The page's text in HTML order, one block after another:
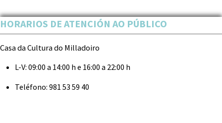
HORARIOS DE ATENCIÓN AO PÚBLICO
Casa da Cultura do Milladoiro
L-V: 09:00 a 14:00 h e 16:00 a 22:00 h
Teléfono: 981 53 59 40